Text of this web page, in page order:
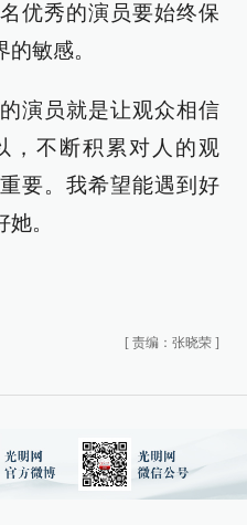
优秀的演员要始终保
敏感。
演员就是让观众相信
，不断积累对人的观
要。我希望能遇到好
。
[ 责编：张晓荣 ]